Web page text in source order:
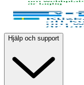
Hjälp och support